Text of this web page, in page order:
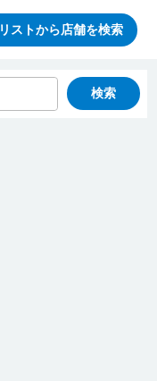
リストから店舗を検索
検索